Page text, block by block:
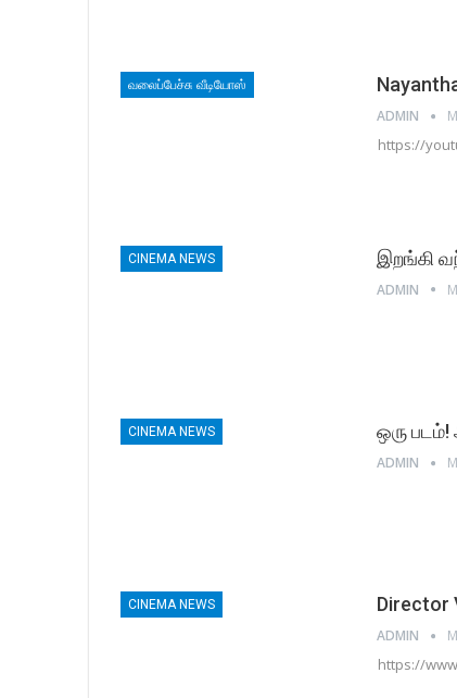
வலைப்பேச்சு வீடியோஸ்
ADMIN
https://
CINEMA NEWS இறங்கி
ADMIN
CINEMA NEWS ஒரு
ADMIN
CINEMA NEWS Director
ADMIN
https://